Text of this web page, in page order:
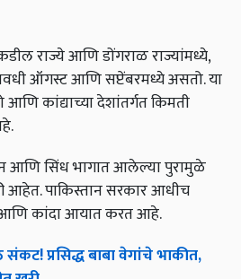
राज्ये आणि डोंगराळ राज्यांमध्ये,
ऑगस्ट आणि सप्टेंबरमध्ये असतो. या
आणि कांद्याच्या देशांतर्गत किमती
आणि सिंध भागात आलेल्या पुरामुळे
आहेत. पाकिस्तान सरकार आधीच
आणि कांदा आयात करत आहे.
संकट! प्रसिद्ध बाबा वेगांचे भाकीत,